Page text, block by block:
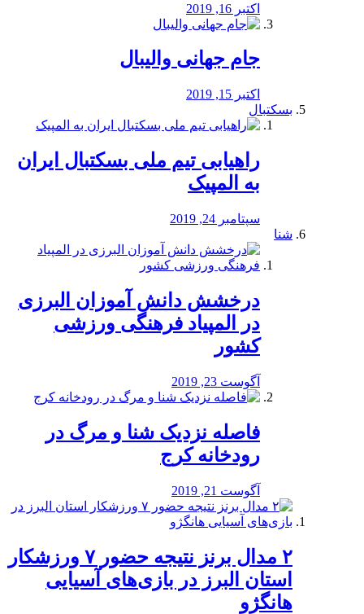
اکتبر 16, 2019
جام جهانی والیبال
اکتبر 15, 2019
بسکتبال
راهیابی تیم ملی بسکتبال ایران
به المپیک
سپتامبر 24, 2019
شنا
درخشش دانش آموزان البرزی
در المپیاد فرهنگی ورزشی
کشور
آگوست 23, 2019
️فاصله نزدیک شنا و مرگ در
رودخانه کرج
آگوست 21, 2019
۲ مدال برنز نتیجه حضور ۷ ورزشکار
استان البرز در بازی‌های آسیایی
هانگژو